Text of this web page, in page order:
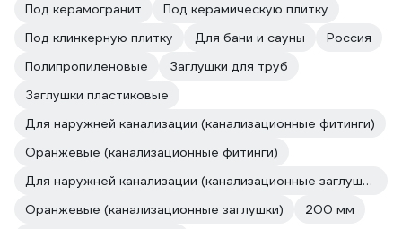
Под керамогранит
Под керамическую плитку
Под клинкерную плитку
Для бани и сауны
Россия
Полипропиленовые
Заглушки для труб
Заглушки пластиковые
Для наружней канализации (канализационные фитинги)
Оранжевые (канализационные фитинги)
Для наружней канализации (канализационные заглушки)
Оранжевые (канализационные заглушки)
200 мм